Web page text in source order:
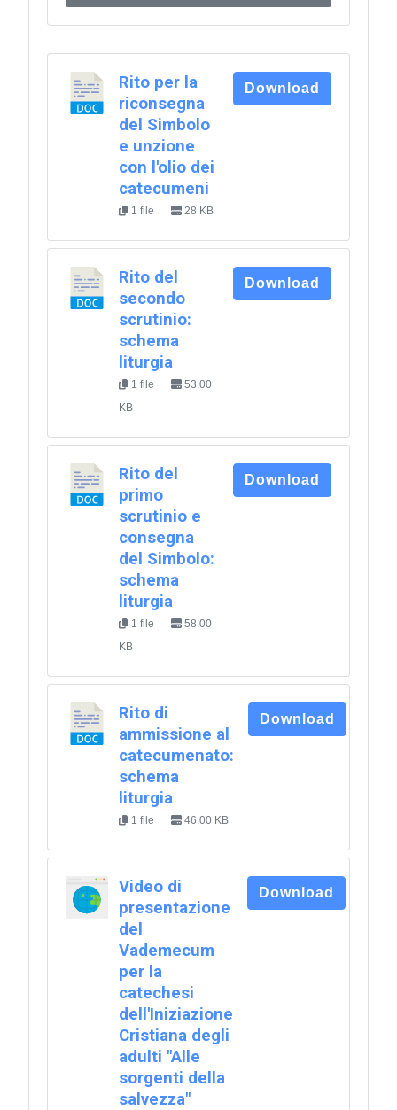
Rito per la
riconsegna
del Simbolo
e unzione
con l'olio dei
catecumeni
1 file 28 KB
Download
Rito del
secondo
scrutinio:
schema
liturgia
1 file
53.00
KB
Download
Rito del
primo
scrutinio e
consegna
del Simbolo:
schema
liturgia
1 file
58.00
KB
Download
Rito di
ammissione al
catecumenato:
schema
liturgia
1 file 46.00 KB
Download
Video di
presentazione
del
Vademecum
per la
catechesi
dell'Iniziazione
Cristiana degli
adulti "Alle
sorgenti della
salvezza"
Download